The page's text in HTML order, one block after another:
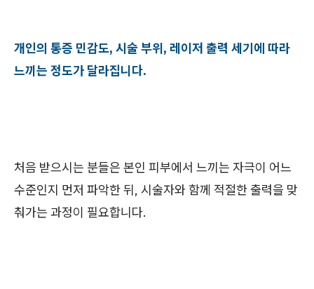
개인의 통증 민감도, 시술 부위, 레이저 출력 세기에 따라
느끼는 정도가 달라집니다.
처음 받으시는 분들은 본인 피부에서 느끼는 자극이 어느
수준인지 먼저 파악한 뒤, 시술자와 함께 적절한 출력을 맞
춰가는 과정이 필요합니다.